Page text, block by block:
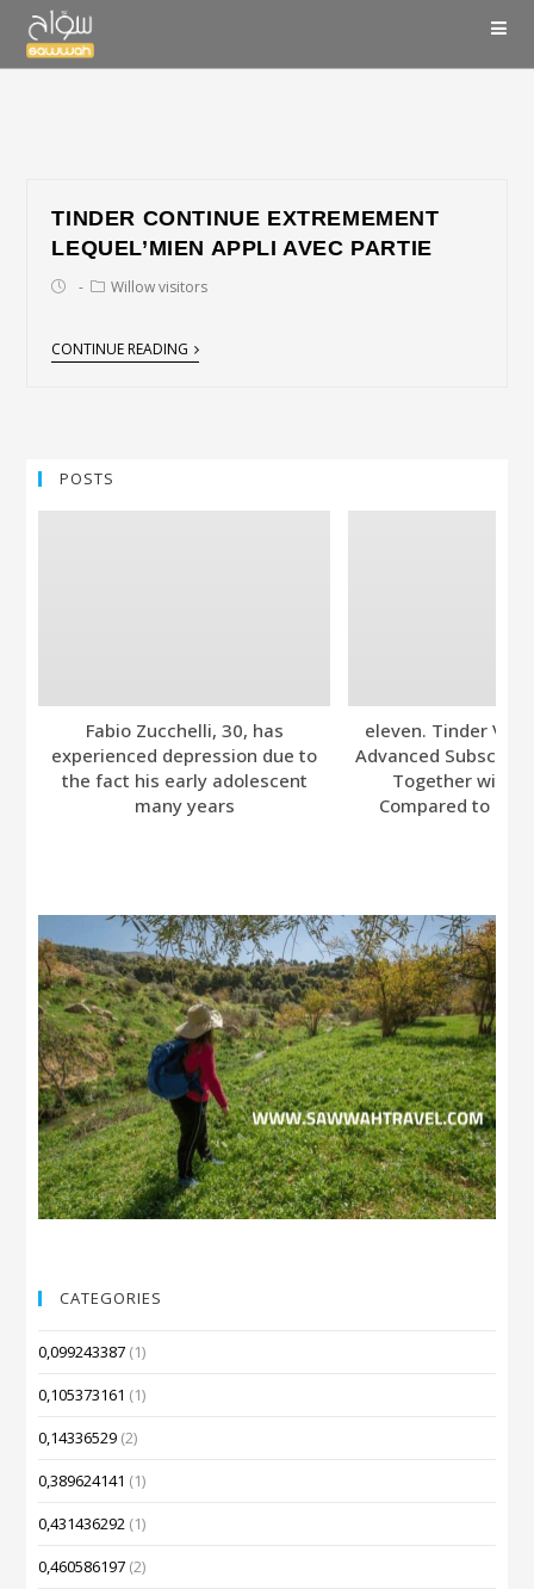
TINDER CONTINUE EXTREMEMENT
LEQUEL’MIEN APPLI AVEC PARTIE
Willow visitors
CONTINUE READING
POSTS
Fabio Zucchelli, 30, has
experienced depression due to
the fact his early adolescent
many years
eleven. Tinder
Advanced
Together with
Compared to
CATEGORIES
0,099243387 (1)
0,105373161 (1)
0,14336529 (2)
0,389624141 (1)
0,431436292 (1)
0,460586197 (2)